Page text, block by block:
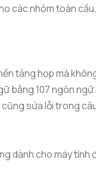
các nhóm toàn
tảng họp mà
bằng 107 ngôn ngữ.
sửa lỗi trong
dành cho máy